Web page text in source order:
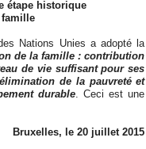
étape historique
Nations Unies a adopté la
de la famille : contribution
de vie suffisant pour ses
de la pauvreté et
durable. Ceci est une
Bruxelles, le 20 juillet 2015